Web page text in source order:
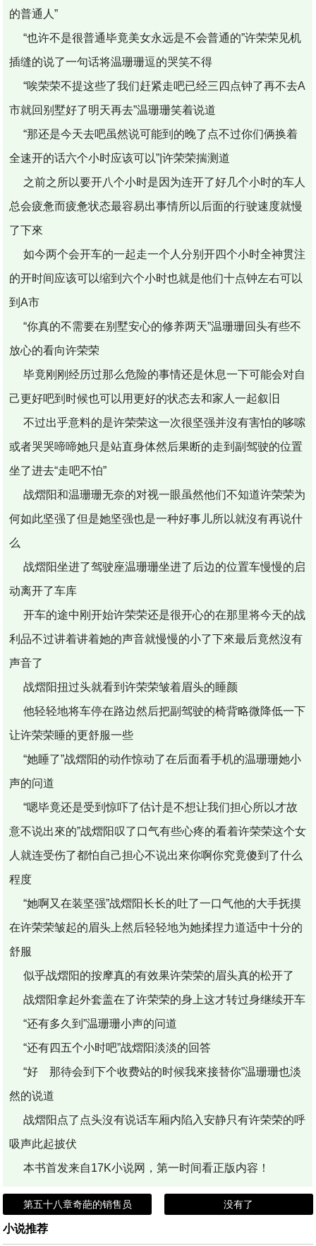
的普通人”
“也许不是很普通毕竟美女永远是不会普通的”许荣荣见机
插缝的说了一句话将温珊珊逗的哭笑不得
“唉荣荣不提这些了我们赶紧走吧已经三四点钟了再不去A
市就回别墅好了明天再去”温珊珊笑着说道
“那还是今天去吧虽然说可能到的晚了点不过你们俩换着
全速开的话六个小时应该可以”|许荣荣揣测道
之前之所以要开八个小时是因为连开了好几个小时的车人
总会疲惫而疲惫状态最容易出事情所以后面的行驶速度就慢
了下來
如今两个会开车的一起走一个人分别开四个小时全神贯注
的开时间应该可以缩到六个小时也就是他们十点钟左右可以
到A市
“你真的不需要在别墅安心的修养两天”温珊珊回头有些不
放心的看向许荣荣
毕竟刚刚经历过那么危险的事情还是休息一下可能会对自
己更好吧到时候也可以用更好的状态去和家人一起叙旧
不过出乎意料的是许荣荣这一次很坚强并沒有害怕的哆嗦
或者哭哭啼啼她只是站直身体然后果断的走到副驾驶的位置
坐了进去“走吧不怕”
战熠阳和温珊珊无奈的对视一眼虽然他们不知道许荣荣为
何如此坚强了但是她坚强也是一种好事儿所以就沒有再说什
么
战熠阳坐进了驾驶座温珊珊坐进了后边的位置车慢慢的启
动离开了车库
开车的途中刚开始许荣荣还是很开心的在那里将今天的战
利品不过讲着讲着她的声音就慢慢的小了下來最后竟然沒有
声音了
战熠阳扭过头就看到许荣荣皱着眉头的睡颜
他轻轻地将车停在路边然后把副驾驶的椅背略微降低一下
让许荣荣睡的更舒服一些
“她睡了”战熠阳的动作惊动了在后面看手机的温珊珊她小
声的问道
“嗯毕竟还是受到惊吓了估计是不想让我们担心所以才故
意不说出來的”战熠阳叹了口气有些心疼的看着许荣荣这个女
人就连受伤了都怕自己担心不说出來你啊你究竟傻到了什么
程度
“她啊又在装坚强”战熠阳长长的吐了一口气他的大手抚摸
在许荣荣皱起的眉头上然后轻轻地为她揉捏力道适中十分的
舒服
似乎战熠阳的按摩真的有效果许荣荣的眉头真的松开了
战熠阳拿起外套盖在了许荣荣的身上这才转过身继续开车
“还有多久到”温珊珊小声的问道
“还有四五个小时吧”战熠阳淡淡的回答
“好 那待会到下个收费站的时候我來接替你”温珊珊也淡
然的说道
战熠阳点了点头沒有说话车厢内陷入安静只有许荣荣的呼
吸声此起披伏
本书首发来自17K小说网，第一时间看正版内容！
第五十八章奇葩的销售员 没有了
小说推荐